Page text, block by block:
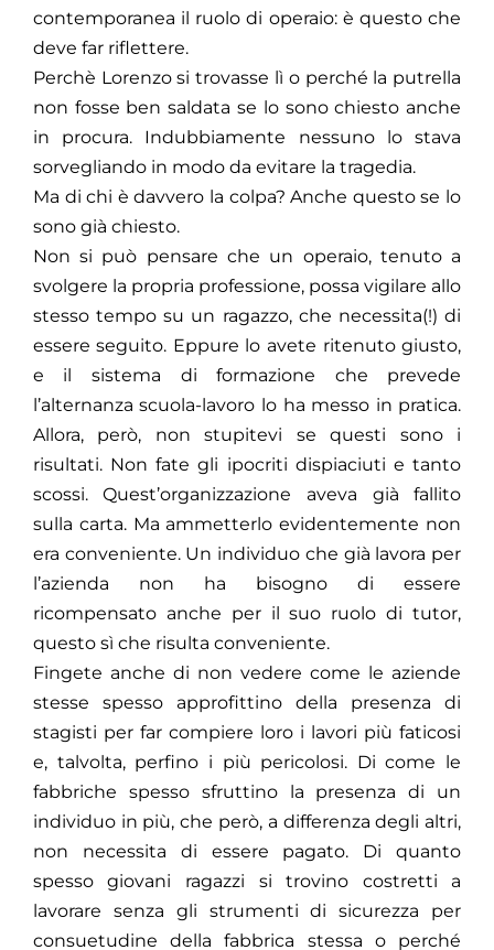
contemporanea il ruolo di operaio: è questo che
deve far riflettere.
Perchè Lorenzo si trovasse lì o perché la putrella
non fosse ben saldata se lo sono chiesto anche
in procura. Indubbiamente nessuno lo stava
sorvegliando in modo da evitare la tragedia.
Ma di chi è davvero la colpa? Anche questo se lo
sono già chiesto.
Non si può pensare che un operaio, tenuto a
svolgere la propria professione, possa vigilare allo
stesso tempo su un ragazzo, che necessita(!) di
essere seguito. Eppure lo avete ritenuto giusto,
e il sistema di formazione che prevede
l’alternanza scuola-lavoro lo ha messo in pratica.
Allora, però, non stupitevi se questi sono i
risultati. Non fate gli ipocriti dispiaciuti e tanto
scossi. Quest’organizzazione aveva già fallito
sulla carta. Ma ammetterlo evidentemente non
era conveniente. Un individuo che già lavora per
l’azienda non ha bisogno di essere
ricompensato anche per il suo ruolo di tutor,
questo sì che risulta conveniente.
Fingete anche di non vedere come le aziende
stesse spesso approfittino della presenza di
stagisti per far compiere loro i lavori più faticosi
e, talvolta, perfino i più pericolosi. Di come le
fabbriche spesso sfruttino la presenza di un
individuo in più, che però, a differenza degli altri,
non necessita di essere pagato. Di quanto
spesso giovani ragazzi si trovino costretti a
lavorare senza gli strumenti di sicurezza per
consuetudine della fabbrica stessa o perché